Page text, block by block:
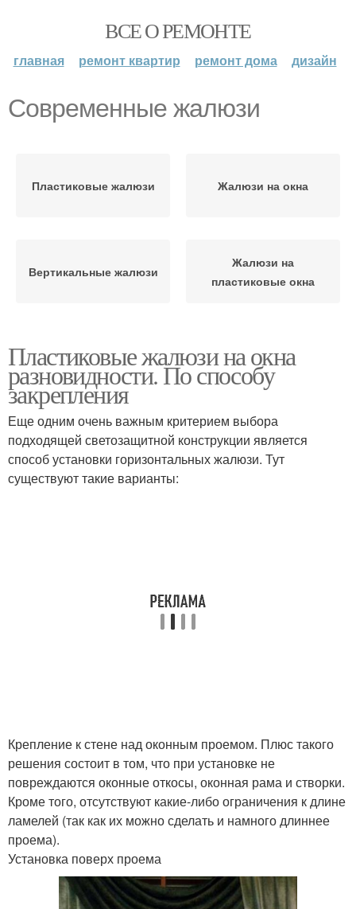
ВСЕ О РЕМОНТЕ
главная ремонт квартир ремонт дома дизайн
Современные жалюзи
Пластиковые жалюзи Жалюзи на окна
Вертикальные жалюзи
Жалюзи на
пластиковые окна
Пластиковые жалюзи на окна
разновидности. По способу
закрепления
Еще одним очень важным критерием выбора
подходящей светозащитной конструкции является
способ установки горизонтальных жалюзи. Тут
существуют такие варианты:
Крепление к стене над оконным проемом. Плюс такого
решения состоит в том, что при установке не
повреждаются оконные откосы, оконная рама и створки.
Кроме того, отсутствуют какие-либо ограничения к длине
ламелей (так как их можно сделать и намного длиннее
проема).
Установка поверх проема